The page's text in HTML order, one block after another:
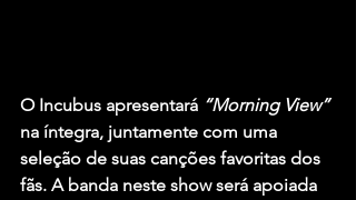
O Incubus apresentará “Morning View”
na íntegra, juntamente com uma
seleção de suas canções favoritas dos
fãs. A banda neste show será apoiada